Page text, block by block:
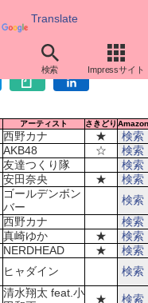
Translate
検索 Impressサイト
アーティスト さきどり Amazon
西野カナ ★
検索
AKB48 ☆
検索
友達つくり隊
検索
安田奈央 ★
検索
ゴールデンボン
バー
検索
西野カナ
検索
真崎ゆか ★
検索
NERDHEAD ★
検索
ヒャダイン 検索
清水翔太 feat.小
★
検索